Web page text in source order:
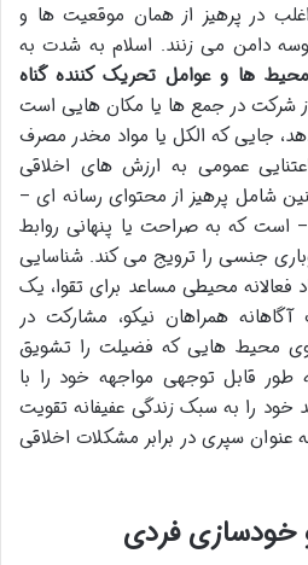
در پرهیز از همان موقعیت ها و
دامن می زنند. اسلام به شدت به
محیط ها و عوامل تحریک کننده گناه
شرکت در جمع ها یا مکان هایی است
جایی که الکل یا مواد مخدر مصرف
عمومی به ارزش های اخلاقی
شامل پرهیز از محتوای رسانه ای –
– است که به صراحت یا پنهانی روابط
جنسی را ترویج می کند. شناسایی
محیطی مساعد برای تقوا، یک
همراهان نیکو، مشارکت در
محیط هایی که فضیلت را تشویق
طور قابل توجهی مواجهه خود را با
را به سبک زندگی عفیفانه تقویت
عنوان سپری در برابر مشکلات اخلاقی
خودسازی فردی